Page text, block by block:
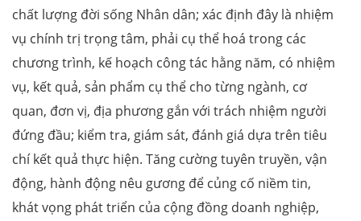
chất lượng đời sống Nhân dân; xác định đây là nhiệm
vụ chính trị trọng tâm, phải cụ thể hoá trong các
chương trình, kế hoạch công tác hằng năm, có nhiệm
vụ, kết quả, sản phẩm cụ thể cho từng ngành, cơ
quan, đơn vị, địa phương gắn với trách nhiệm người
đứng đầu; kiểm tra, giám sát, đánh giá dựa trên tiêu
chí kết quả thực hiện. Tăng cường tuyên truyền, vận
động, hành động nêu gương để củng cố niềm tin,
khát vọng phát triển của cộng đồng doanh nghiệp,